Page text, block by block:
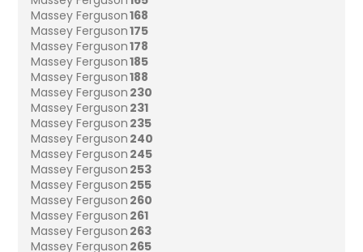
Massey Ferguson168
Massey Ferguson175
Massey Ferguson178
Massey Ferguson185
Massey Ferguson188
Massey Ferguson 230
Massey Ferguson 231
Massey Ferguson 235
Massey Ferguson 240
Massey Ferguson 245
Massey Ferguson 253
Massey Ferguson 255
Massey Ferguson 260
Massey Ferguson 261
Massey Ferguson 263
Massey Ferguson 265